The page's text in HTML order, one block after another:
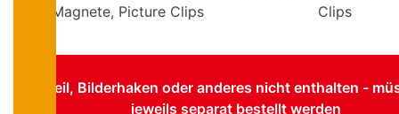
Magnete, Picture Clips
Clips
Seil, Bilderhaken oder anderes nicht enthalten -
jeweils separat bestellt werden